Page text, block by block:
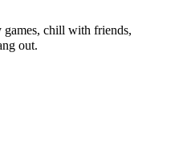
games, chill with friends,
out.